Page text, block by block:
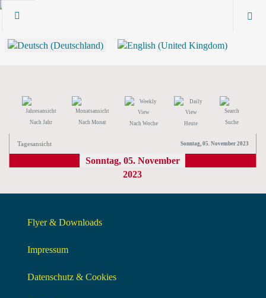
Nach Jahr Nach Monat Nach Woche Heute Suche
Tagesansicht Sonntag, 05. November 2023
Sonntag, 05. November
2023
Flyer & Downloads
Impressum
Datenschutz & Cookies